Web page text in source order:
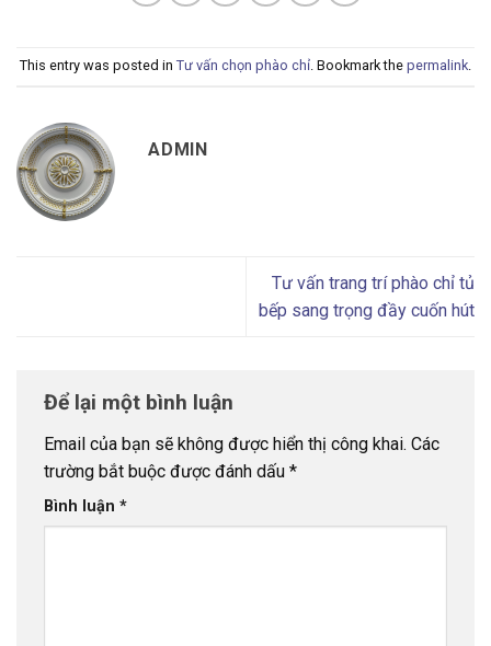
This entry was posted in Tư vấn chọn phào chỉ. Bookmark the permalink.
ADMIN
Tư vấn trang trí phào chỉ tủ
bếp sang trọng đầy cuốn hút
Để lại một bình luận
Email của bạn sẽ không được hiển thị công khai. Các
trường bắt buộc được đánh dấu *
Bình luận *